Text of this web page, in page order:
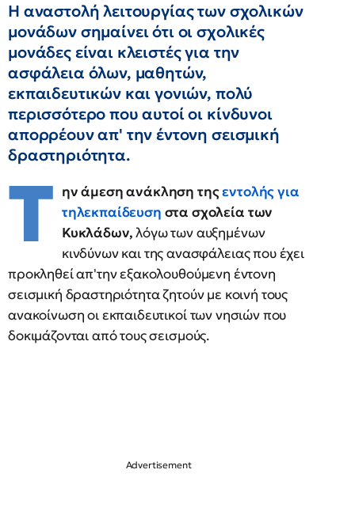
Η αναστολή λειτουργίας των σχολικών
μονάδων σημαίνει ότι οι σχολικές
μονάδες είναι κλειστές για την
ασφάλεια όλων, μαθητών,
εκπαιδευτικών και γονιών, πολύ
περισσότερο που αυτοί οι κίνδυνοι
απορρέουν απ' την έντονη σεισμική
δραστηριότητα.
Τ ην άμεση ανάκληση τηςεντολής για
τηλεκπαίδευση στα σχολεία των
Κυκλάδων,λόγω των αυξημένων
κινδύνων και της ανασφάλειας που έχει
προκληθεί απ'την εξακολουθούμενη έντονη
σεισμική δραστηριότητα ζητούν με κοινή τους
ανακοίνωση οι εκπαιδευτικοί των νησιών που
δοκιμάζονται από τους σεισμούς.